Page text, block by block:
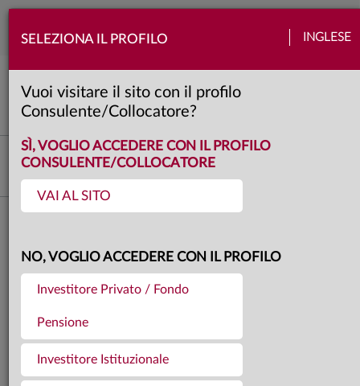
SELEZIONA IL PROFILO INGLESE
Vuoi visitare il sito con il profilo
Consulente/Collocatore?
SÌ, VOGLIO ACCEDERE CON IL PROFILO
CONSULENTE/COLLOCATORE
VAI AL SITO
NO, VOGLIO ACCEDERE CON IL PROFILO
Investitore Privato / Fondo
Pensione
Investitore Istituzionale
3 minuti
Investment Advisory
LA VIEW DI ANIMA
Il flusso di notizie in arrivo dal